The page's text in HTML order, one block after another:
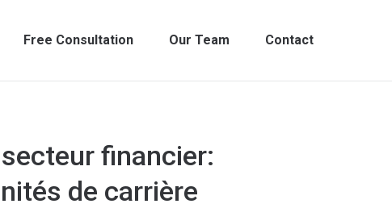
Free Consultation Our Team Contact
financier:
de carrière